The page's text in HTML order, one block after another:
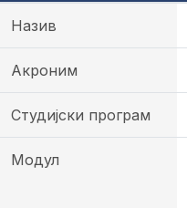
Назив
Акроним
Студијски програм
Модул